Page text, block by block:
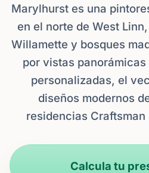
Marylhurst es una
en el norte de West
Willamette y bosques
por vistas
personalizadas, el
diseños modernos
residencias
Calcula tu